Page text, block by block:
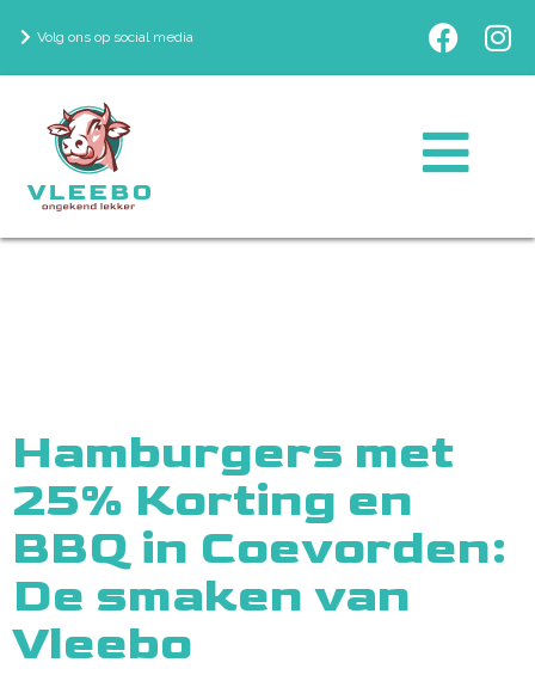
Volg ons op social media
Hamburgers met
25% Korting en
BBQ in Coevorden:
De smaken van
Vleebo